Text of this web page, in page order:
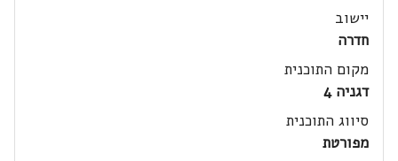
יישוב
חדרה
מקום התוכנית
דגניה 4
סיווג התוכנית
מפורטת